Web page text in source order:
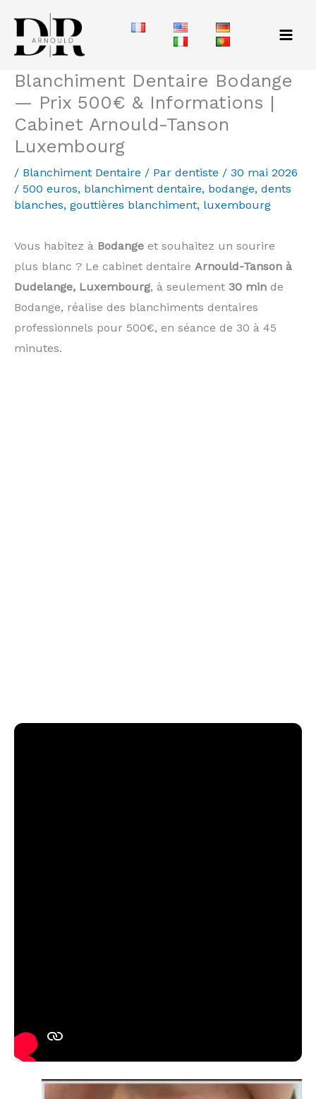
contenu
Blanchiment Dentaire Bodange
— Prix 500€ & Informations |
Cabinet Arnould-Tanson
Luxembourg
/ Blanchiment Dentaire / Par dentiste / 30 mai 2026
/ 500 euros, blanchiment dentaire, bodange, dents
blanches, gouttières blanchiment, luxembourg
Vous habitez à Bodange et souhaitez un sourire
plus blanc ? Le cabinet dentaire Arnould-Tanson à
Dudelange, Luxembourg, à seulement 30 min de
Bodange, réalise des blanchiments dentaires
professionnels pour 500€, en séance de 30 à 45
minutes.